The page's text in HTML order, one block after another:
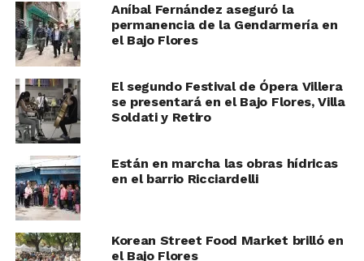
Aníbal Fernández aseguró la
permanencia de la Gendarmería en
el Bajo Flores
El segundo Festival de Ópera Villera
se presentará en el Bajo Flores, Villa
Soldati y Retiro
Están en marcha las obras hídricas
en el barrio Ricciardelli
Korean Street Food Market brilló en
el Bajo Flores